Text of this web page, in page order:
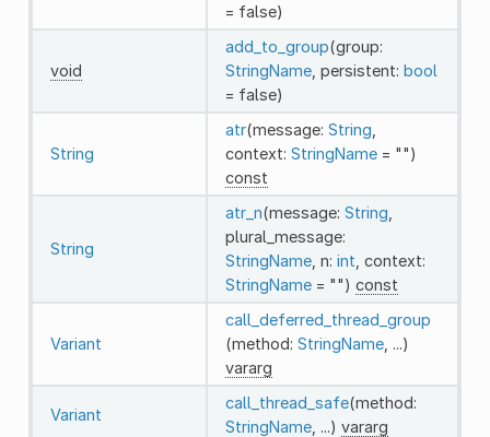
= false)
void
add_to_group(group:
StringName, persistent: bool
= false)
String
atr(message: String
context: StringName= "")
const
String
atr_n(message: String
plural_message:
StringName, n: int , context:
StringName= "") const
Variant
call_deferred_thread_group
(method: StringName, ...)
vararg
Variant
call_thread_safe(method:
StringName, ...) vararg